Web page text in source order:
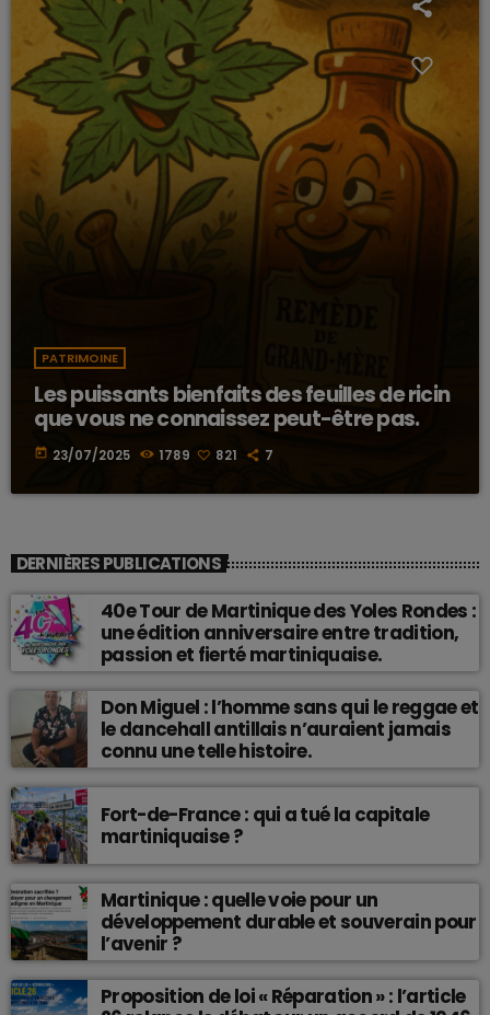
PATRIMOINE
Les puissants bienfaits des feuilles de ricin
que vous ne connaissez peut-être pas.
today 23/07/2025 1789 821 7
DERNIÈRES PUBLICATIONS
40e Tour de Martinique des Yoles Rondes :
une édition anniversaire entre tradition,
passion et fierté martiniquaise.
Don Miguel : l’homme sans qui le reggae et
le dancehall antillais n’auraient jamais
connu une telle histoire.
Fort-de-France : qui a tué la capitale
martiniquaise ?
Martinique : quelle voie pour un
développement durable et souverain pour
l’avenir ?
Proposition de loi « Réparation » : l’article